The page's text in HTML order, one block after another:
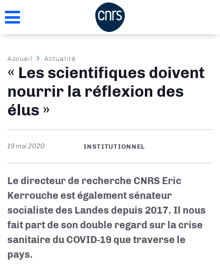
au
Fil
d'Ariane
Accueil Actualité
« Les scientifiques doivent
nourrir la réflexion des
élus »
19 mai 2020 INSTITUTIONNEL
Le directeur de recherche CNRS Eric
Kerrouche est également sénateur
socialiste des Landes depuis 2017. Il nous
fait part de son double regard sur la crise
sanitaire du COVID-19 que traverse le
pays.